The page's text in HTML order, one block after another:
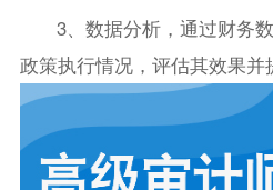
3、数据分析，通过财务
政策执行情况，评估其效果并